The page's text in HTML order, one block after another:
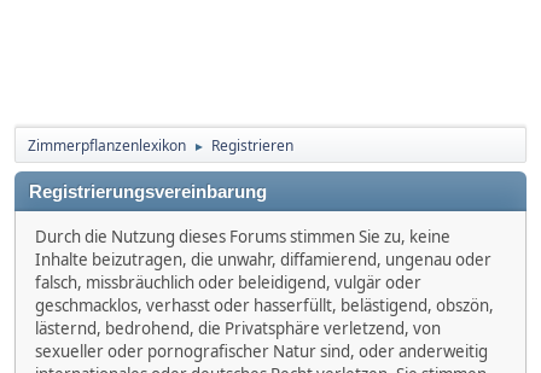
Zimmerpflanzenlexikon ► Registrieren
Registrierungsvereinbarung
Durch die Nutzung dieses Forums stimmen Sie zu, keine
Inhalte beizutragen, die unwahr, diffamierend, ungenau oder
falsch, missbräuchlich oder beleidigend, vulgär oder
geschmacklos, verhasst oder hasserfüllt, belästigend, obszön,
lästernd, bedrohend, die Privatsphäre verletzend, von
sexueller oder pornografischer Natur sind, oder anderweitig